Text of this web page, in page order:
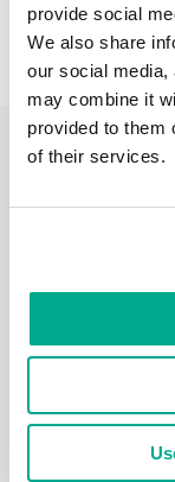
provide social
We also share
our social media,
may combine it
provided to them
of their services.
让我们来看
和-》 真是游
上的阳光为证
餐厅就是上次
照片是为了让
我们出发吧！
再看一眼汉普